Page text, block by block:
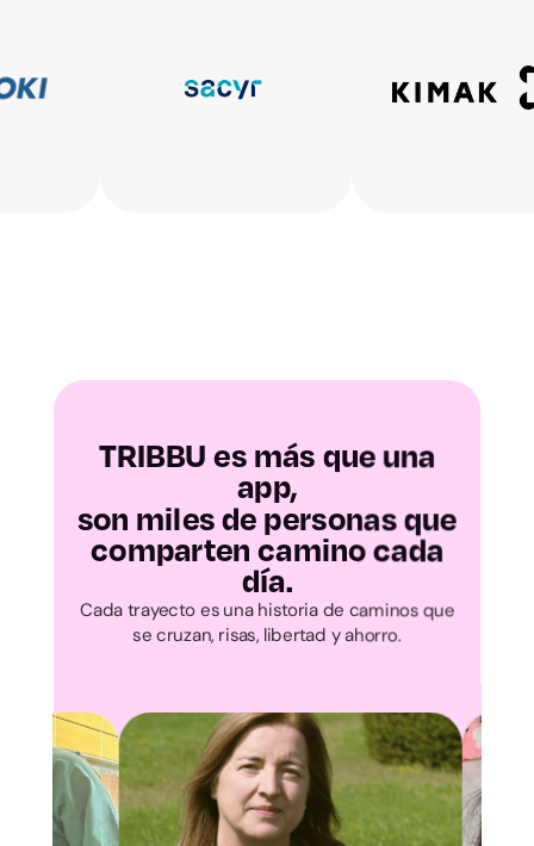
Baleares
Ávila
Burgos
León
Palencia
Salamanca
Segovia
Soria
TRIBBU es más que una
app,
son miles de personas que
comparten camino cada
día.
Cada trayecto es una historia de caminos que
se cruzan, risas, libertad y ahorro.